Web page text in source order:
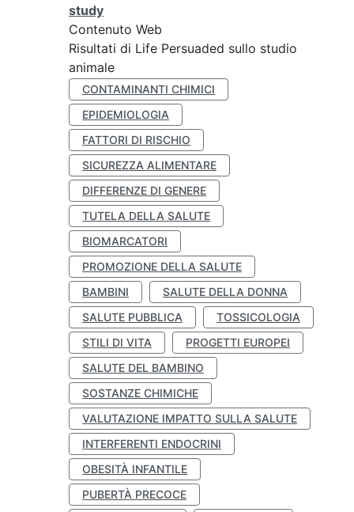
study
Contenuto Web
Risultati di Life Persuaded sullo studio
animale
CONTAMINANTI CHIMICI
EPIDEMIOLOGIA
FATTORI DI RISCHIO
SICUREZZA ALIMENTARE
DIFFERENZE DI GENERE
TUTELA DELLA SALUTE
BIOMARCATORI
PROMOZIONE DELLA SALUTE
BAMBINI
SALUTE DELLA DONNA
SALUTE PUBBLICA
TOSSICOLOGIA
STILI DI VITA
PROGETTI EUROPEI
SALUTE DEL BAMBINO
SOSTANZE CHIMICHE
VALUTAZIONE IMPATTO SULLA SALUTE
INTERFERENTI ENDOCRINI
OBESITÀ INFANTILE
PUBERTÀ PRECOCE